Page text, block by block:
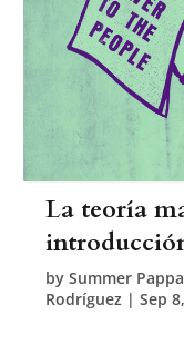
La teoría
bySummer
Rodríguez |Sep